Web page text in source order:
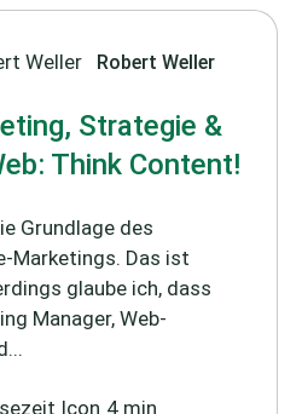
Robert Weller
Strategie &
Think Content!
Grundlage des
Marketings. Das ist
glaube ich, dass
Manager, Web-
4 min